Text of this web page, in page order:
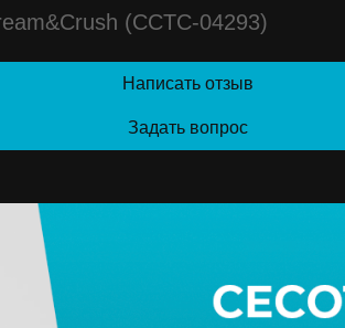
(CCTC-04293)
Написать отзыв
Задать вопрос